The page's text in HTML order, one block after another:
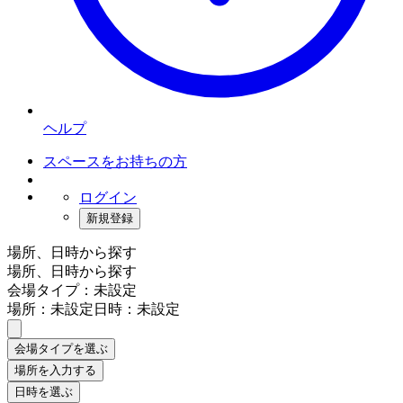
ヘルプ
スペースをお持ちの方
ログイン
新規登録
場所、日時から探す
場所、日時から探す
会場タイプ：未設定
場所：未設定日時：未設定
会場タイプを選ぶ
場所を入力する
日時を選ぶ